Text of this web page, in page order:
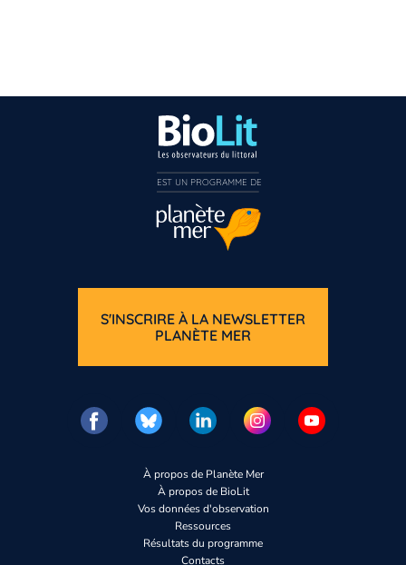
À propos de Planète Mer
À propos de BioLit
Vos données d'observation
Ressources
Résultats du programme
Contacts
S'INSCRIRE À LA NEWSLETTER
PLANÈTE MER